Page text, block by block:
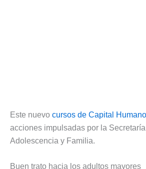
Este nuevo cursos de Capital Humano
acciones impulsadas por la
Adolescencia y Familia.
Buen trato hacia los adultos mayores